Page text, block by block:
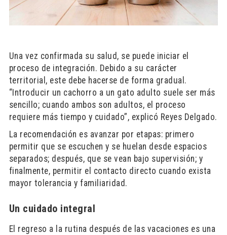
Una vez confirmada su salud, se puede iniciar el
proceso de integración. Debido a su carácter
territorial, este debe hacerse de forma gradual.
“Introducir un cachorro a un gato adulto suele ser más
sencillo; cuando ambos son adultos, el proceso
requiere más tiempo y cuidado”, explicó Reyes Delgado.
La recomendación es avanzar por etapas: primero
permitir que se escuchen y se huelan desde espacios
separados; después, que se vean bajo supervisión; y
finalmente, permitir el contacto directo cuando exista
mayor tolerancia y familiaridad.
Un cuidado integral
El regreso a la rutina después de las vacaciones es una